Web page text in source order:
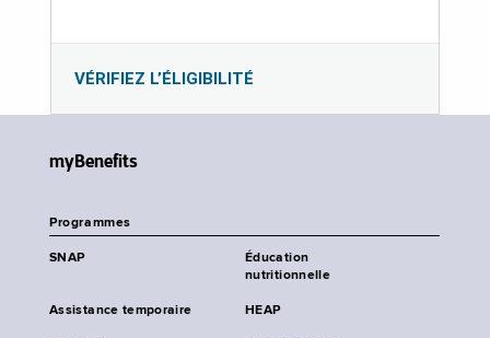
VÉRIFIEZ L’ÉLIGIBILITÉ
myBenefits
Programmes
SNAP
Éducation
nutritionnelle
Assistance temporaire HEAP